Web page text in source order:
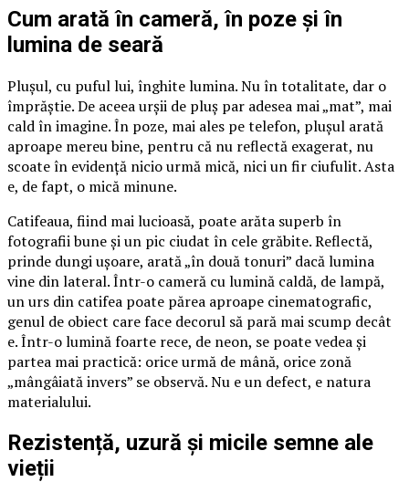
Cum arată în cameră, în poze și în
lumina de seară
Plușul, cu puful lui, înghite lumina. Nu în totalitate, dar o
împrăștie. De aceea urșii de pluș par adesea mai „mat”, mai
cald în imagine. În poze, mai ales pe telefon, plușul arată
aproape mereu bine, pentru că nu reflectă exagerat, nu
scoate în evidență nicio urmă mică, nici un fir ciufulit. Asta
e, de fapt, o mică minune.
Catifeaua, fiind mai lucioasă, poate arăta superb în
fotografii bune și un pic ciudat în cele grăbite. Reflectă,
prinde dungi ușoare, arată „în două tonuri” dacă lumina
vine din lateral. Într-o cameră cu lumină caldă, de lampă,
un urs din catifea poate părea aproape cinematografic,
genul de obiect care face decorul să pară mai scump decât
e. Într-o lumină foarte rece, de neon, se poate vedea și
partea mai practică: orice urmă de mână, orice zonă
„mângâiată invers” se observă. Nu e un defect, e natura
materialului.
Rezistență, uzură și micile semne ale
vieții